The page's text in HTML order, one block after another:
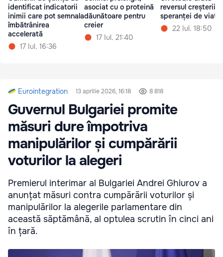
identificat indicatorii
inimii care pot semnala
îmbătrânirea
accelerată
17 Iul. 16:36
asociat cu o proteină
dăunătoare pentru
creier
17 Iul. 21:40
reversul creșterii
speranței de viață
22 Iul. 18:50
Eurointegration 13 aprilie 2026, 16:18 8 818
Guvernul Bulgariei promite
măsuri dure împotriva
manipulărilor și cumpărării
voturilor la alegeri
Premierul interimar al Bulgariei Andrei Ghiurov a
anunțat măsuri contra cumpărării voturilor și
manipulărilor la alegerile parlamentare din
această săptămână, al optulea scrutin în cinci ani
în țară.